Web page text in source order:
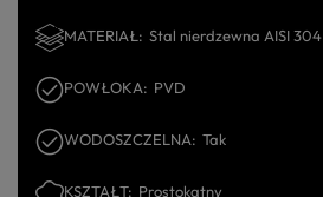
MATERIAŁ Stal nierdzewna AISI 304
POWŁOKA PVD
WODOSZCZELNA Tak
KSZTAŁT Prostokątny